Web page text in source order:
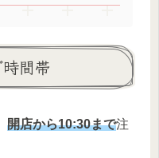
間帯
開店から10:30まで注